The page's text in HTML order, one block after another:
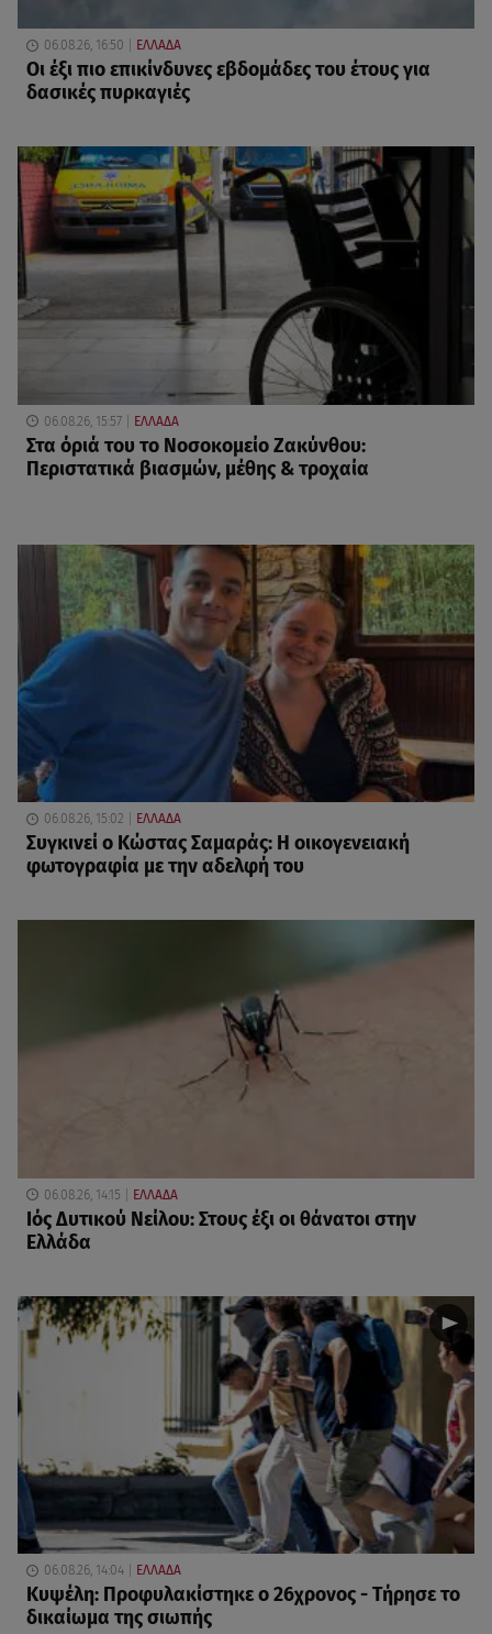
06.08.26, 16:50 ΕΛΛΑΔΑ
Οι έξι πιο επικίνδυνες εβδομάδες του έτους για
δασικές πυρκαγιές
06.08.26, 15:57 ΕΛΛΑΔΑ
Στα όριά του το Νοσοκομείο Ζακύνθου:
Περιστατικά βιασμών, μέθης & τροχαία
06.08.26, 15:02 ΕΛΛΑΔΑ
Συγκινεί ο Κώστας Σαμαράς: Η οικογενειακή
φωτογραφία με την αδελφή του
06.08.26, 14:15 ΕΛΛΑΔΑ
Ιός Δυτικού Νείλου: Στους έξι οι θάνατοι στην
Ελλάδα
06.08.26, 14:04 ΕΛΛΑΔΑ
Κυψέλη: Προφυλακίστηκε ο 26χρονος - Τήρησε το
δικαίωμα της σιωπής